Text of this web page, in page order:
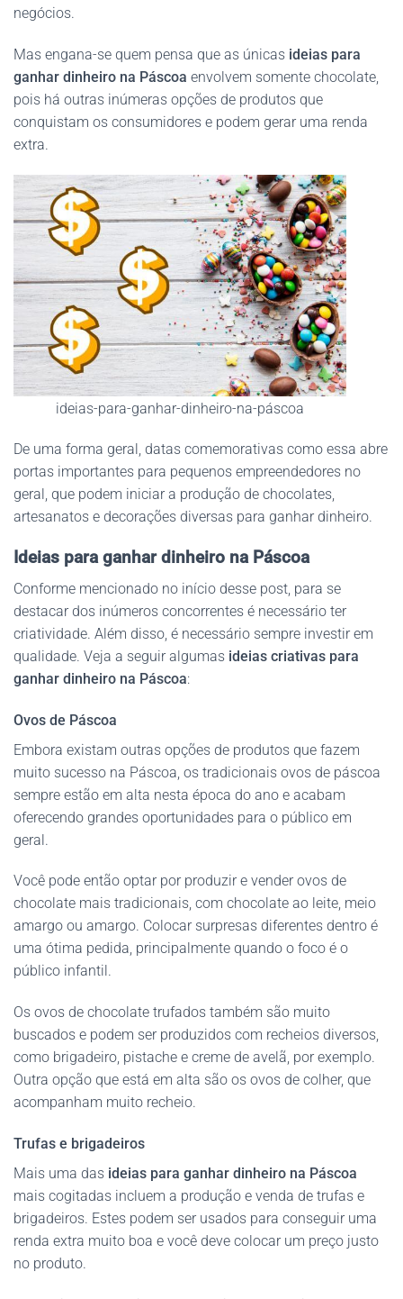
negócios.
Mas engana-se quem pensa que as únicas ideias para
ganhar dinheiro na Páscoa envolvem somente chocolate,
pois há outras inúmeras opções de produtos que
conquistam os consumidores e podem gerar uma renda
extra.
ideias-para-ganhar-dinheiro-na-páscoa
De uma forma geral, datas comemorativas como essa abre
portas importantes para pequenos empreendedores no
geral, que podem iniciar a produção de chocolates,
artesanatos e decorações diversas para ganhar dinheiro.
Ideias para ganhar dinheiro na Páscoa
Conforme mencionado no início desse post, para se
destacar dos inúmeros concorrentes é necessário ter
criatividade. Além disso, é necessário sempre investir em
qualidade. Veja a seguir algumas ideias criativas para
ganhar dinheiro na Páscoa:
Ovos de Páscoa
Embora existam outras opções de produtos que fazem
muito sucesso na Páscoa, os tradicionais ovos de páscoa
sempre estão em alta nesta época do ano e acabam
oferecendo grandes oportunidades para o público em
geral.
Você pode então optar por produzir e vender ovos de
chocolate mais tradicionais, com chocolate ao leite, meio
amargo ou amargo. Colocar surpresas diferentes dentro é
uma ótima pedida, principalmente quando o foco é o
público infantil.
Os ovos de chocolate trufados também são muito
buscados e podem ser produzidos com recheios diversos,
como brigadeiro, pistache e creme de avelã, por exemplo.
Outra opção que está em alta são os ovos de colher, que
acompanham muito recheio.
Trufas e brigadeiros
Mais uma das ideias para ganhar dinheiro na Páscoa
mais cogitadas incluem a produção e venda de trufas e
brigadeiros. Estes podem ser usados para conseguir uma
renda extra muito boa e você deve colocar um preço justo
no produto.